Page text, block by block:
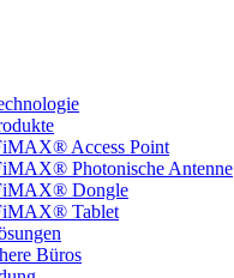
Access Point
Photonische Antenne
Dongle
Tablet
Büros